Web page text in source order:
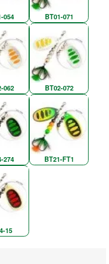
054 BT01-071
062 BT02-072
274 BT21-FT1
15